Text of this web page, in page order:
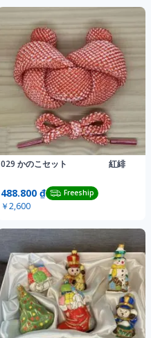
029 かのこセット 紅緋
488.800 ₫ Freeship
￥2,600